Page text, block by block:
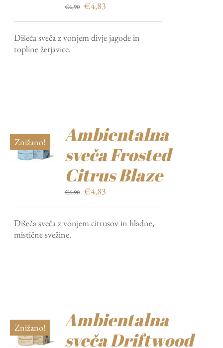
€6,90 Izvirna
bila:
€4,83
€4,83.
Dišeča sveča z vonjem divje jagode in
topline žerjavice.
Znižano!
Ambientalna
sveča Frosted
Citrus Blaze
€6,90 Izvirna
bila:
€4,83
€4,83.
Dišeča sveča z vonjem citrusov in hladne,
mistične svežine.
Znižano!
Ambientalna
sveča Driftwood